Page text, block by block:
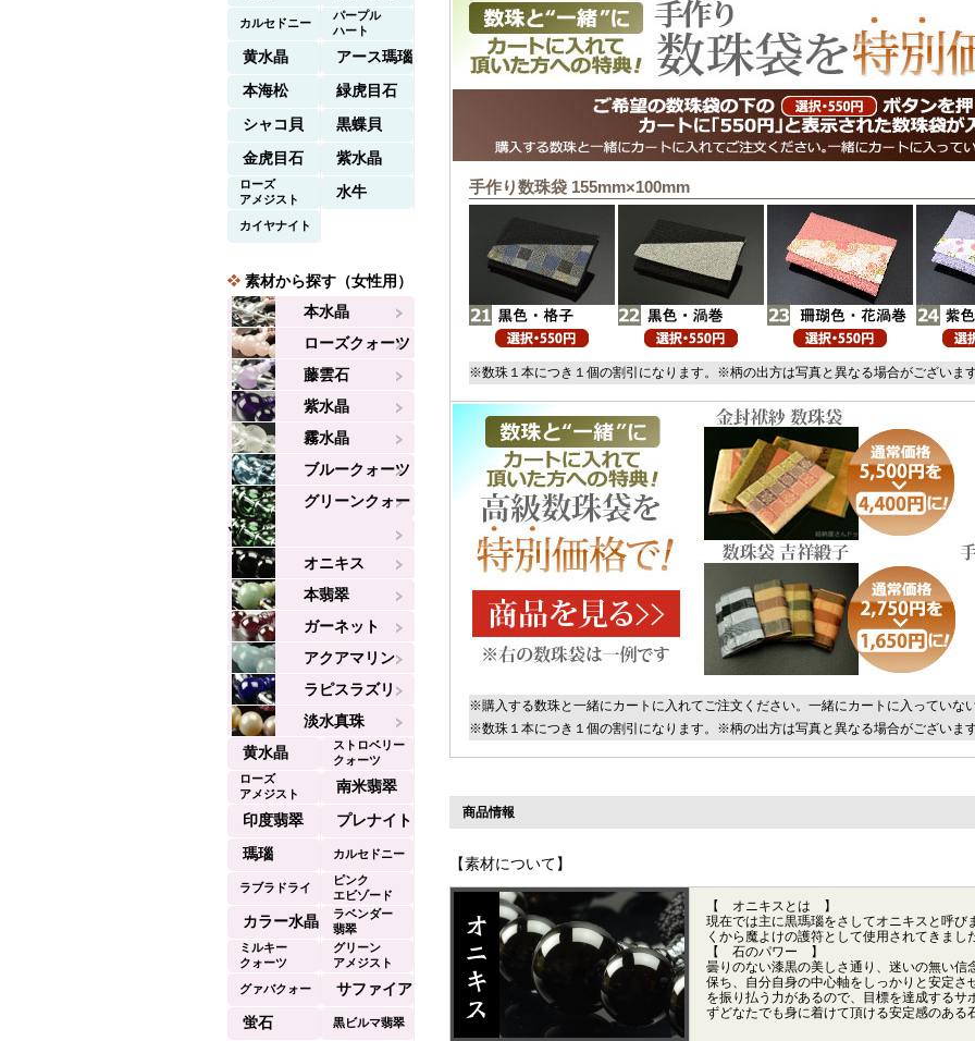
手作り数珠袋 155mm×100mm
※数珠１本につき１個の割引になります。※柄の出方は写真と異なる場合がございま
※購入する数珠と一緒にカートに入れてご注文ください。一緒にカートに入っていな
※数珠１本につき１個の割引になります。※柄の出方は写真と異なる場合がございま
商品情報
【素材について】
【 オニキスとは 】
現在では主に黒瑪瑙をさしてオニキスと呼び
くから魔よけの護符として使用されてきまし
【 石のパワー 】
曇りのない漆黒の美しさ通り、迷いの無い信
保ち、自分自身の中心軸をしっかりと安定さ
を振り払う力があるので、目標を達成する
ずどなたでも身に着けて頂ける安定感のある
カルセドニー
パープル
ハート
黄水晶
アース瑪瑙
本海松
緑虎目石
シャコ貝
黒蝶貝
金虎目石
紫水晶
ローズ
アメジスト
水牛
カイヤナイト
素材から探す（女性用）
本水晶
ローズクォーツ
藤雲石
紫水晶
霧水晶
ブルークォーツ
グリーンクォー
ツ
オニキス
本翡翠
ガーネット
アクアマリン
ラピスラズリ
淡水真珠
黄水晶
ストロベリー
クォーツ
ローズ
アメジスト
南米翡翠
印度翡翠
プレナイト
瑪瑙
カルセドニー
ラブラドライ
ピンク
エビゾード
カラー水晶
ラベンダー
翡翠
ミルキー
クォーツ
グリーン
アメジスト
グァバクォー
サファイア
蛍石
黒ビルマ翡翠